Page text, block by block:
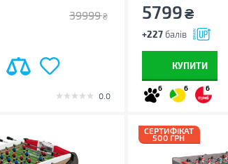
39999 ₴
0.0
5799₴
+227балів
КУПИТИ
6 6 6
СЕРТИФІКАТ
500 ГРН